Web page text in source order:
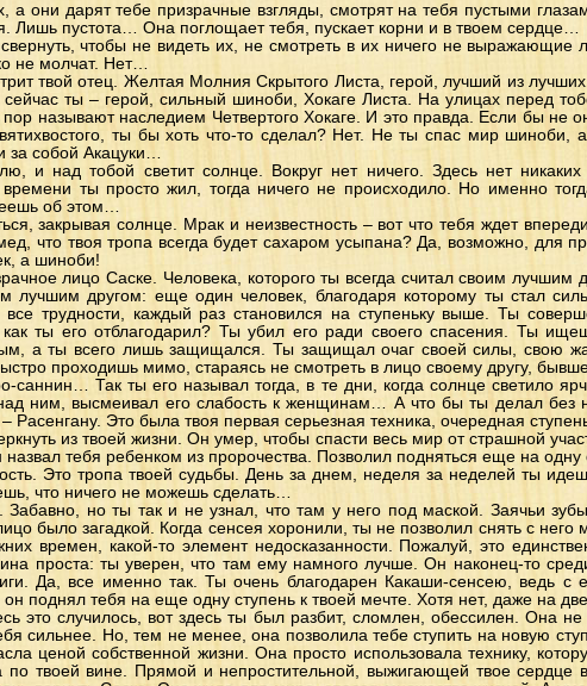
они дарят тебе призрачные взгляды, смотрят на тебя пустыми
Лишь пустота… Она поглощает тебя, пускает корни и в твоем сердце…
чтобы не видеть их, не смотреть в их ничего не выражающие
не молчат. Нет…
твой отец. Желтая Молния Скрытого Листа, герой, лучший из
сейчас ты – герой, сильный шиноби, Хокаге Листа. На улицах перед
пор называют наследием Четвертого Хокаге. И это правда. Если бы
ты бы хоть что-то сделал? Нет. Не ты спас мир шиноби,
за собой Акацуки…
и над тобой светит солнце. Вокруг нет ничего. Здесь нет
времени ты просто жил, тогда ничего не происходило. Но именно
об этом…
закрывая солнце. Мрак и неизвестность – вот что тебя ждет
что твоя тропа всегда будет сахаром усыпана? Да, возможно, для
а шиноби!
лицо Саске. Человека, которого ты всегда считал своим лучшим
лучшим другом: еще один человек, благодаря которому ты стал
все трудности, каждый раз становился на ступеньку выше. Ты
ты его отблагодарил? Ты убил его ради своего спасения. Ты
а ты всего лишь защищался. Ты защищал очаг своей силы, свою
проходишь мимо, стараясь не смотреть в лицо своему другу,
Так ты его называл тогда, в те дни, когда солнце светило
ним, высмеивал его слабость к женщинам… А что бы ты делал без
Расенгану. Это была твоя первая серьезная техника, очередная
из твоей жизни. Он умер, чтобы спасти весь мир от страшной
назвал тебя ребенком из пророчества. Позволил подняться еще на одну
Это тропа твоей судьбы. День за днем, неделя за неделей ты
что ничего не можешь сделать…
но ты так и не узнал, что там у него под маской. Заячьи
было загадкой. Когда сенсея хоронили, ты не позволил снять с него
времен, какой-то элемент недосказанности. Пожалуй, это
проста: ты уверен, что там ему намного лучше. Он наконец-то
Да, все именно так. Ты очень благодарен Какаши-сенсею, ведь
поднял тебя на еще одну ступень к твоей мечте. Хотя нет, даже на
это случилось, вот здесь ты был разбит, сломлен, обессилен. Она
сильнее. Но, тем не менее, она позволила тебе ступить на новую
ценой собственной жизни. Она просто использовала технику,
твоей вине. Прямой и непростительной, выжигающей твое сердце